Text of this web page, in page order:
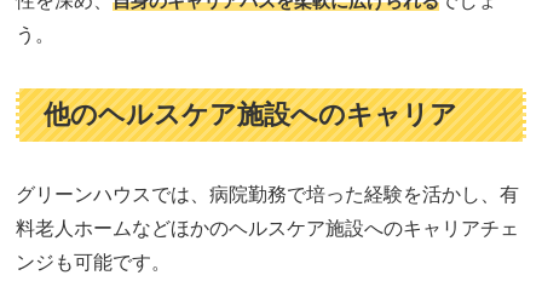
う。
他のヘルスケア施設へのキャリア
グリーンハウスでは、病院勤務で培った経験を活かし、有
料老人ホームなどほかのヘルスケア施設へのキャリアチェ
ンジも可能です。